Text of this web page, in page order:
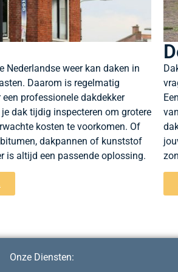
Nederlandse weer kan daken in
Daarom is regelmatig
professionele dakdekker
dak tijdig inspecteren om grotere
kosten te voorkomen. Of
dakpannen of kunststof
is altijd een passende oplossing.
Onze Diensten: